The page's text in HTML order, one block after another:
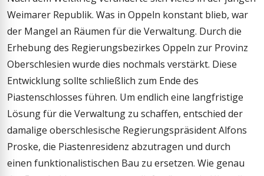
Weimarer Republik. Was in Oppeln konstant blieb, war
der Mangel an Räumen für die Verwaltung. Durch die
Erhebung des Regierungsbezirkes Oppeln zur Provinz
Oberschlesien wurde dies nochmals verstärkt. Diese
Entwicklung sollte schließlich zum Ende des
Piastenschlosses führen. Um endlich eine langfristige
Lösung für die Verwaltung zu schaffen, entschied der
damalige oberschlesische Regierungspräsident Alfons
Proske, die Piastenresidenz abzutragen und durch
einen funktionalistischen Bau zu ersetzen. Wie genau